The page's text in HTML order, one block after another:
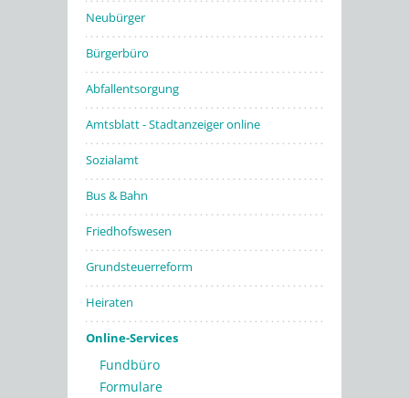
Neubürger
Bürgerbüro
Abfallentsorgung
Amtsblatt - Stadtanzeiger online
Sozialamt
Bus & Bahn
Friedhofswesen
Grundsteuerreform
Heiraten
Online-Services
Fundbüro
Formulare